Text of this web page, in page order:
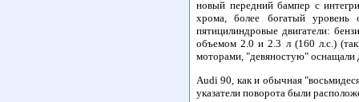
новый передний бампер с
хрома, более богатый
пятицилиндровые двигатели:
объемом 2.0 и 2.3 л (160 л.с.)
моторами, "девяностую" оснащали
Audi 90, как и обычная
указатели поворота были